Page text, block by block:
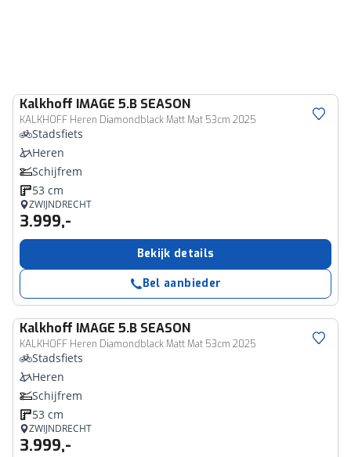
Kalkhoff IMAGE 5.B SEASON
KALKHOFF Heren Diamondblack Matt Mat 53cm 2025
Stadsfiets
Heren
Schijfrem
53 cm
ZWIJNDRECHT
3.999,-
Bekijk details
Bel aanbieder
Kalkhoff IMAGE 5.B SEASON
KALKHOFF Heren Diamondblack Matt Mat 53cm 2025
Stadsfiets
Heren
Schijfrem
53 cm
ZWIJNDRECHT
3.999,-